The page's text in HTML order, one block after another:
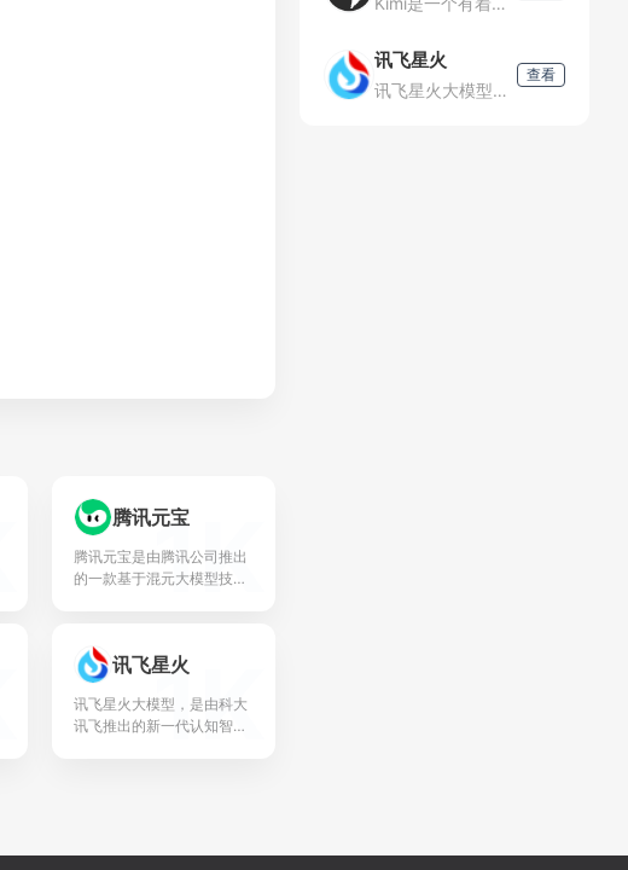
腾讯元宝
腾讯元宝是由腾讯公司推出
的一款基于混元大模型技术
于智能问答、文件解析、内
容创作辅助以及多样化的...
1K
讯飞星火
讯飞星火大模型，是由科大
讯飞推出的新一代认知智能
1K
讯飞星火
讯飞星火大模型，是由科大讯飞推出的新一代认知智能大模型，拥有跨领域的知识和语言理解能力，能够基于自然对话方式理解与执行任务，提供语言理解、知识问答、逻辑推理、数学题解答、代码理解与编写等多种能力。
查看